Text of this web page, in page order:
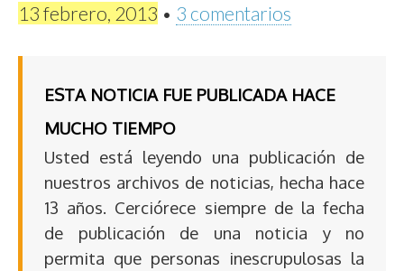
13 febrero, 2013 • 3 comentarios
ESTA NOTICIA FUE PUBLICADA HACE
MUCHO TIEMPO
Usted está leyendo una publicación de
nuestros archivos de noticias, hecha hace
13 años. Cerciórece siempre de la fecha
de publicación de una noticia y no
permita que personas inescrupulosas la